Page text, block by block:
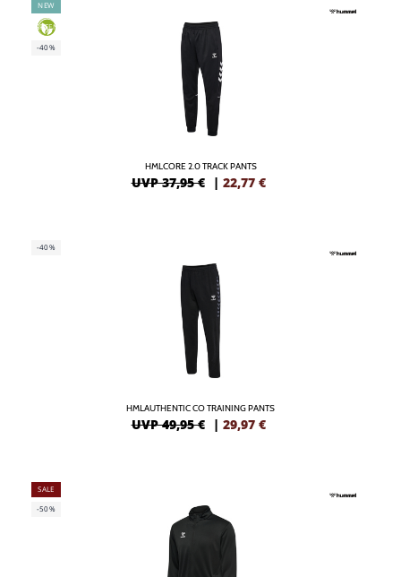
NEW
GREEN
-40%
HMLCORE 2.0 TRACK PANTS
UVP 37,95 € | 22,77 €
-40%
HMLAUTHENTIC CO TRAINING PANTS
UVP 49,95 € | 29,97 €
SALE
-50%